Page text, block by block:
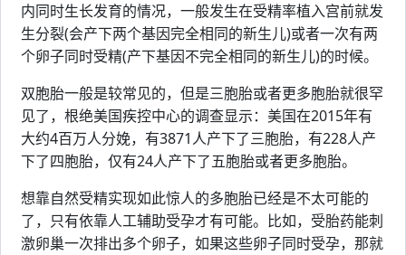
内同时生长发育的情况，一般发生在受精率植入宫前就发
生分裂(会产下两个基因完全相同的新生儿)或者一次有两
个卵子同时受精(产下基因不完全相同的新生儿)的时候。
双胞胎一般是较常见的，但是三胞胎或者更多胞胎就很罕
见了，根绝美国疾控中心的调查显示：美国在2015年有
大约4百万人分娩，有3871人产下了三胞胎，有228人产
下了四胞胎，仅有24人产下了五胞胎或者更多胞胎。
想靠自然受精实现如此惊人的多胞胎已经是不太可能的
了，只有依靠人工辅助受孕才有可能。比如，受胎药能刺
激卵巢一次排出多个卵子，如果这些卵子同时受孕，那就